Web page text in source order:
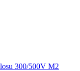
300/500V M2